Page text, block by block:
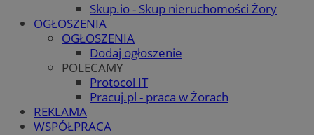
Skup.io - Skup nieruchomości Żory
OGŁOSZENIA
OGŁOSZENIA
Dodaj ogłoszenie
POLECAMY
Protocol IT
Pracuj.pl - praca w Żorach
REKLAMA
WSPÓŁPRACA